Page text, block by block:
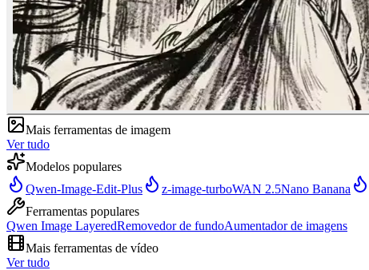
Mais ferramentas de imagem
Ver tudo
Modelos populares
Qwen-Image-Edit-Plus
z-image-turboWAN 2.5Nano Banana
Ferramentas populares
Qwen Image LayeredRemovedor de fundoAumentador de imagens
Mais ferramentas de vídeo
Ver tudo